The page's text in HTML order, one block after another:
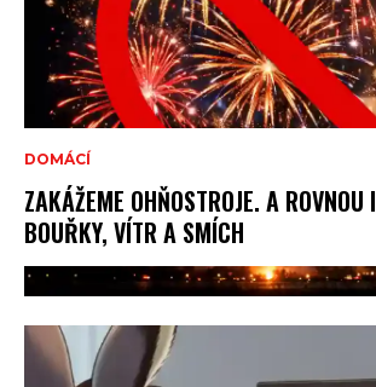
DOMÁCÍ
ZAKÁŽEME OHŇOSTROJE. A ROVNOU I
BOUŘKY, VÍTR A SMÍCH